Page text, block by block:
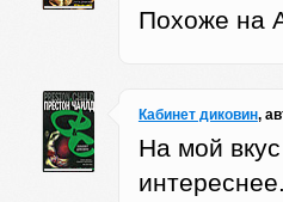
Похоже на
Кабинет диковин,
На мой